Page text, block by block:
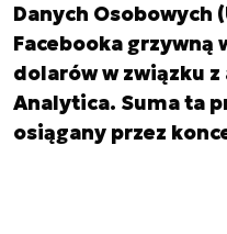
Danych Osobowych
Facebooka grzywną
dolarów w związku
Analytica. Suma ta
osiągany przez